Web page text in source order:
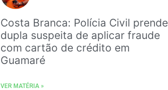
Costa Branca: Polícia Civil prende
dupla suspeita de aplicar fraude
com cartão de crédito em
Guamaré
VER MATÉRIA »